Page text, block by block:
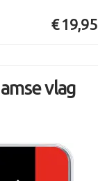
€ 19,95
vlag